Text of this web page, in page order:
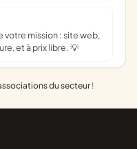
et à prix libre. 💡
du secteur !